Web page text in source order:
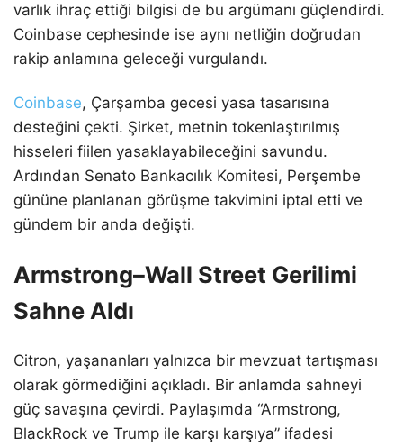
varlık ihraç ettiği bilgisi de bu argümanı güçlendirdi.
Coinbase cephesinde ise aynı netliğin doğrudan
rakip anlamına geleceği vurgulandı.
Coinbase, Çarşamba gecesi yasa tasarısına
desteğini çekti. Şirket, metnin tokenlaştırılmış
hisseleri fiilen yasaklayabileceğini savundu.
Ardından Senato Bankacılık Komitesi, Perşembe
gününe planlanan görüşme takvimini iptal etti ve
gündem bir anda değişti.
Armstrong–Wall Street Gerilimi
Sahne Aldı
Citron, yaşananları yalnızca bir mevzuat tartışması
olarak görmediğini açıkladı. Bir anlamda sahneyi
güç savaşına çevirdi. Paylaşımda “Armstrong,
BlackRock ve Trump ile karşı karşıya” ifadesi